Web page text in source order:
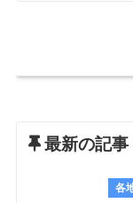
最新の記事
各